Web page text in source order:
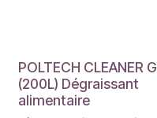
POLTECH CLEANER G
(200L) Dégraissant
alimentaire